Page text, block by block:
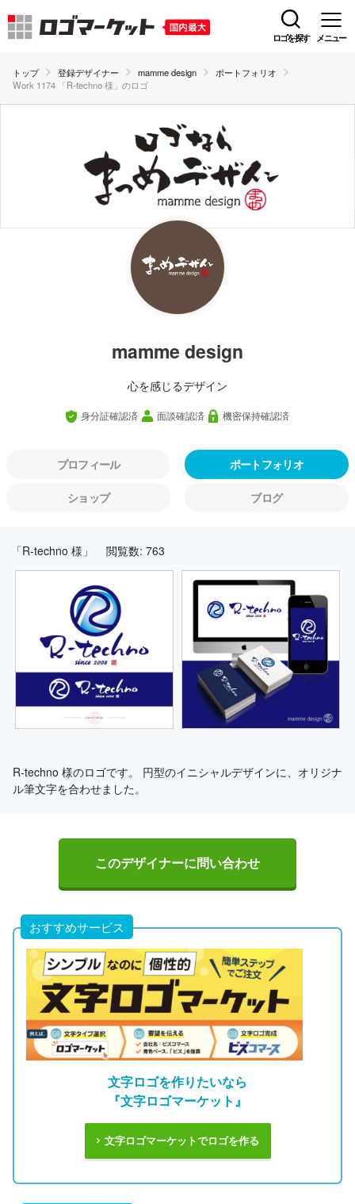
ロゴを探す メニュー
トップ 登録デザイナー mamme design
ポートフォリオ
Work 1174 「R-techno 様」のロゴ
mamme design
心を感じるデザイン
身分証確認済 面談確認済 機密保持確認済
プロフィール ポートフォリオ
ショップ ブログ
「R-techno 様」 閲覧数: 763
R-techno 様のロゴです。 円型のイニシャルデザインに、オリジナ
ル筆文字を合わせました。
このデザイナーに問い合わせ
おすすめサービス
文字ロゴを作りたいなら
『文字ロゴマーケット』
文字ロゴマーケットでロゴを作る